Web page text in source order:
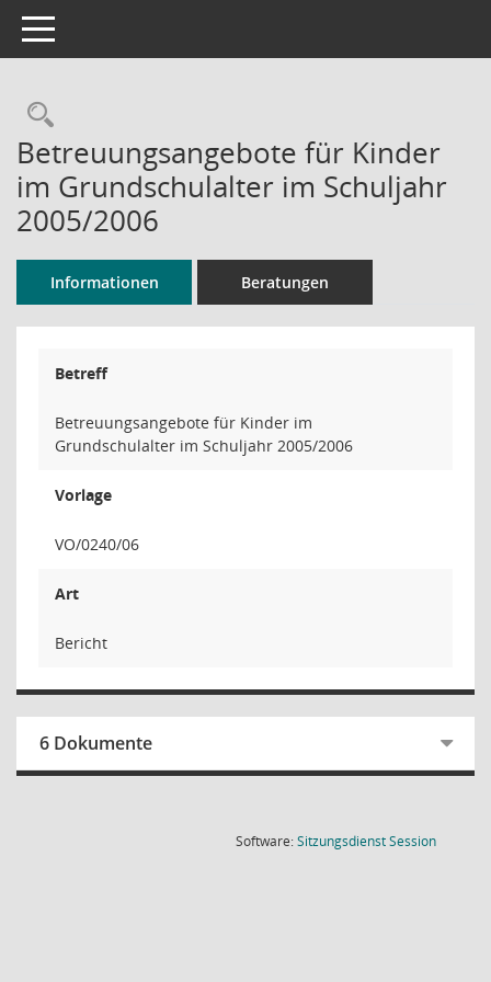
Toggle navigation
Rechercheauswahl
Betreuungsangebote für Kinder
im Grundschulalter im Schuljahr
2005/2006
Informationen Beratungen
Betreff
Betreuungsangebote für Kinder im
Grundschulalter im Schuljahr 2005/2006
Vorlage
VO/0240/06
Art
Bericht
6 Dokumente
Software:SitzungsdienstSession(Wird in